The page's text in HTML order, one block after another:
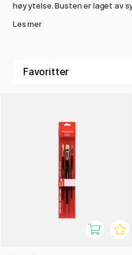
høy ytelse. Busten er laget av
skaftet gir god balanse og
staffelimaling. Den sterke,
ekstra holdbarhet og sørger
ved intensiv bruk.
Amsterdam serie 600 passer
erfarne malere som søker et
arbeid. En gjennomtenkt
kvalitet, komfort og funksjon til
Les mer